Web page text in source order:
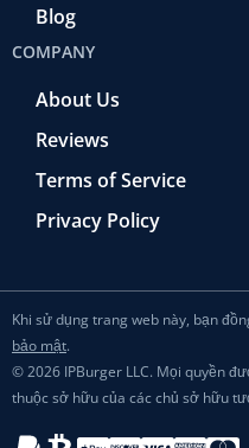
Blog
COMPANY
About Us
Reviews
Terms of Service
Privacy Policy
Khi sử dụng trang web này, bạn
bảo mật.
© 2026 IPBurger LLC. Mọi quyền
thuộc sở hữu của các chủ sở hữu